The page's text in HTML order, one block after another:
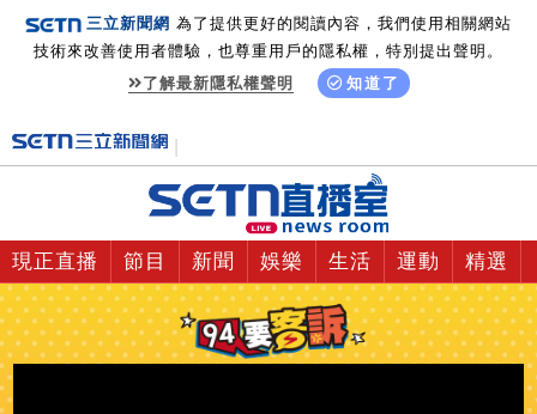
三立新聞網 為了提供更好的閱讀內容，我們使用相關網站
技術來改善使用者體驗，也尊重用戶的隱私權，特別提出聲明。
了解最新隱私權聲明
知道了
現正直播 節目 新聞 娛樂 生活 運動 精選